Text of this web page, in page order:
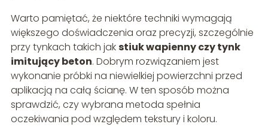
Warto pamiętać, że niektóre techniki wymagają
większego doświadczenia oraz precyzji, szczególnie
przy tynkach takich jakstiuk wapienny czy tynk
imitujący beton. Dobrym rozwiązaniem jest
wykonanie próbki na niewielkiej powierzchni przed
aplikacją na całą ścianę. W ten sposób można
sprawdzić, czy wybrana metoda spełnia
oczekiwania pod względem tekstury i koloru.